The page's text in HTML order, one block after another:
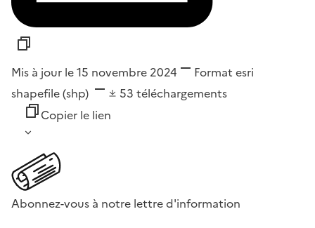
Mis à jour le 15 novembre 2024 Format esri
shapefile (shp)
53 téléchargements
Copier le lien
Abonnez-vous à notre lettre d'information